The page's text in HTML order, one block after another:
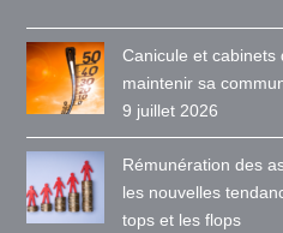
Canicule et cabinets
maintenir sa
9 juillet 2026
Rémunération des
les nouvelles
tops et les flops